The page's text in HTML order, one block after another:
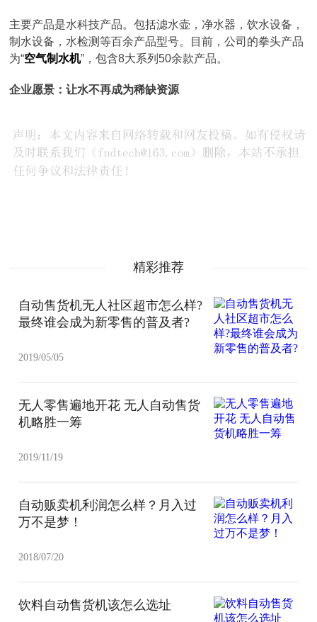
主要产品是水科技产品。包括滤水壶，净水器，饮水设备，
制水设备，水检测等百余产品型号。目前，公司的拳头产品
为“空气制水机”，包含8大系列50余款产品。
企业愿景：让水不再成为稀缺资源
精彩推荐
自动售货机无人社区超市怎么样?
最终谁会成为新零售的普及者?
2019/05/05
无人零售遍地开花 无人自动售货
机略胜一筹
2019/11/19
自动贩卖机利润怎么样？月入过
万不是梦！
2018/07/20
饮料自动售货机该怎么选址